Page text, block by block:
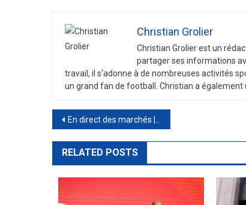
Christian Grolier
Christian Gro lierestun réd
partagerses informations a
travail , il s‘adonne à de nombreuses activités
un grand fan de football Christian a égal ement
Post
navigation
En direct des marchés | Sell-off sur les marchés européens, après Lagarde c’est Medvedev qui jette de l’huile sur le feu
RELATED POSTS